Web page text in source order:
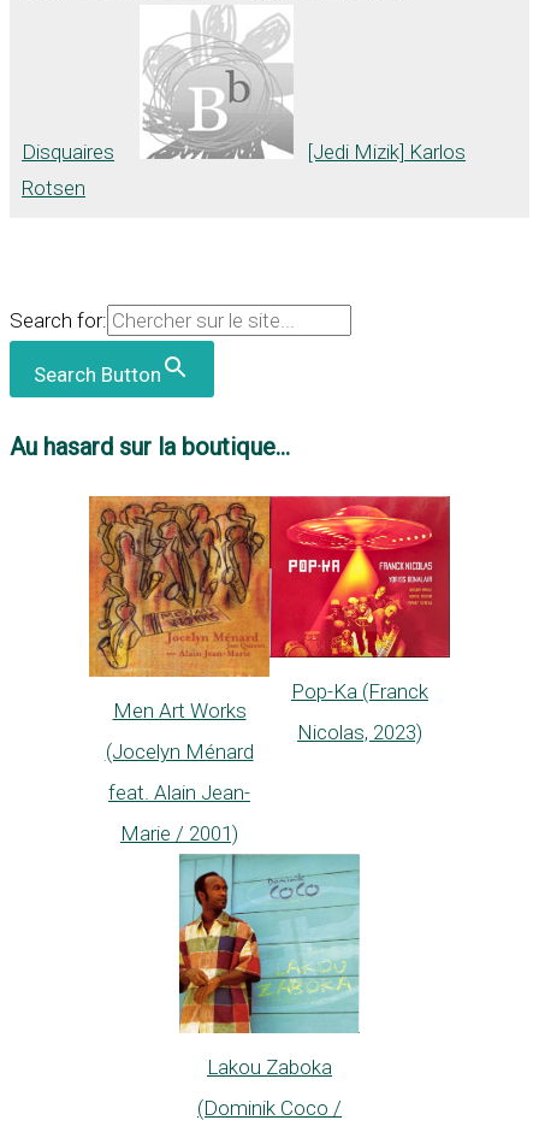
Disquaires
[Jedi Mizik] Karlos
Rotsen
Search for:
Search Button
Au hasard sur la boutique...
Men Art Works
(Jocelyn Ménard
feat. Alain Jean-
Marie / 2001)
Pop-Ka (Franck
Nicolas, 2023)
Lakou Zaboka
(Dominik Coco /